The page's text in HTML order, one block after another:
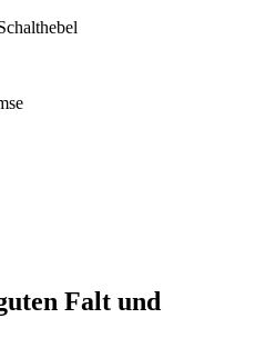
Falt und